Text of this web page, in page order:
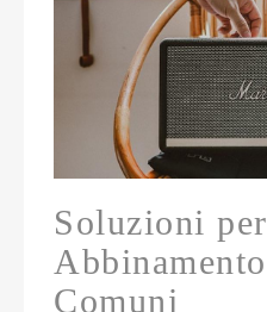
Soluzioni
Comuni